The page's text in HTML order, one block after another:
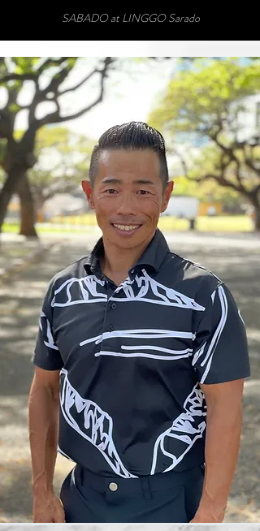
SABADO at LINGGO Sarado